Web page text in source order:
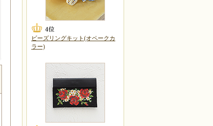
ビーズリングキット(オペークカ
ラー)